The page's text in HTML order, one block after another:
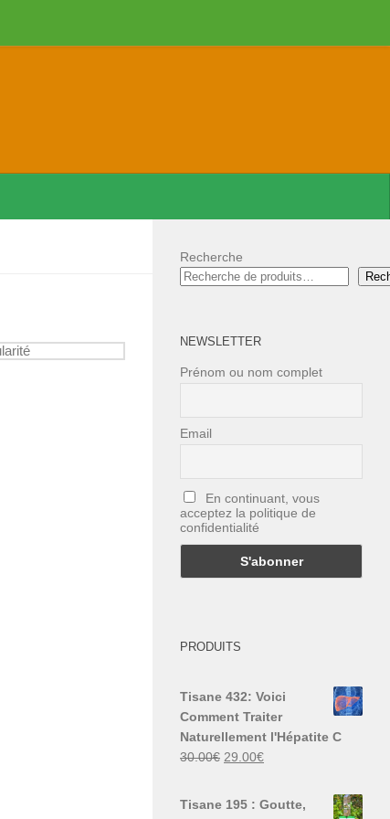
Recherche
NEWSLETTER
Prénom ou nom complet
Email
En continuant, vous
acceptez la politique de
confidentialité
PRODUITS
Tisane 432: Voici
Comment Traiter
Naturellement l'Hépatite C
30.00€ Le
29.00€Le
Tisane 195 : Goutte,